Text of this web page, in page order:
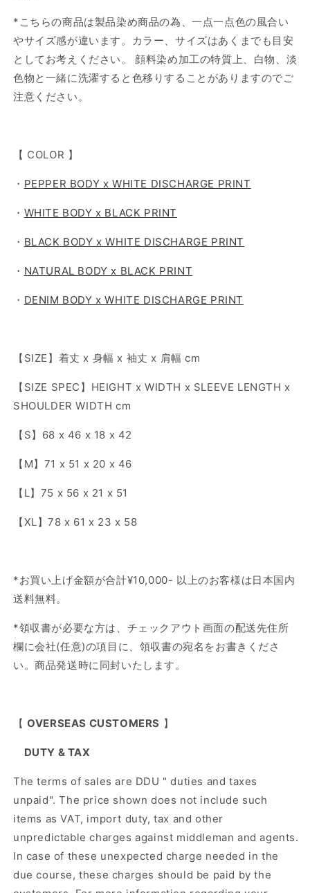
*こちらの商品は製品染め商品の為、一点一点色の風合い
やサイズ感が違います。カラー、サイズはあくまでも目安
としてお考えください。 顔料染め加工の特質上、白物、淡
色物と一緒に洗濯すると色移りすることがありますのでご
注意ください。
【 COLOR 】
・ PEPPER BODY x WHITE DISCHARGE PRINT
・ WHITE BODY x BLACK PRINT
・ BLACK BODY x WHITE DISCHARGE PRINT
・ NATURAL BODY x BLACK PRINT
・ DENIM BODY x WHITE DISCHARGE PRINT
【SIZE】着丈 x 身幅 x 袖丈 x 肩幅 cm
【SIZE SPEC】HEIGHT x WIDTH x SLEEVE LENGTH x
SHOULDER WIDTH cm
【S】68 x 46 x 18 x 42
【M】71 x 51 x 20 x 46
【L】75 x 56 x 21 x 51
【XL】78 x 61 x 23 x 58
*お買い上げ金額が合計¥10,000- 以上のお客様は日本国内
送料無料。
*領収書が必要な方は、チェックアウト画面の配送先住所
欄に会社(任意)の項目に、領収書の宛名をお書きくださ
い。商品発送時に同封いたします。
【 OVERSEAS CUSTOMERS 】
DUTY & TAX
The terms of sales are DDU " duties and taxes
unpaid". The price shown does not include such
items as VAT, import duty, tax and other
unpredictable charges against middleman and agents.
In case of these unexpected charge needed in the
due course, these charges should be paid by the